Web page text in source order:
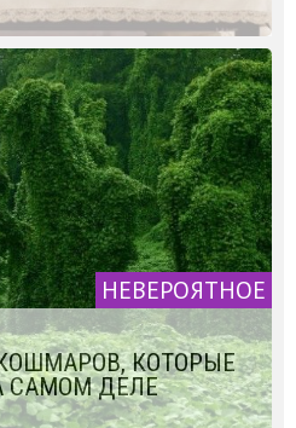
НЕВЕРОЯТНОЕ
КОТОРЫЕ
САМОМ ДЕЛЕ